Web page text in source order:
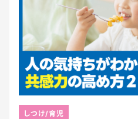
しつけ/育児